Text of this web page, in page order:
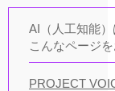
AI（人工知能）
こんなページ
PROJECT